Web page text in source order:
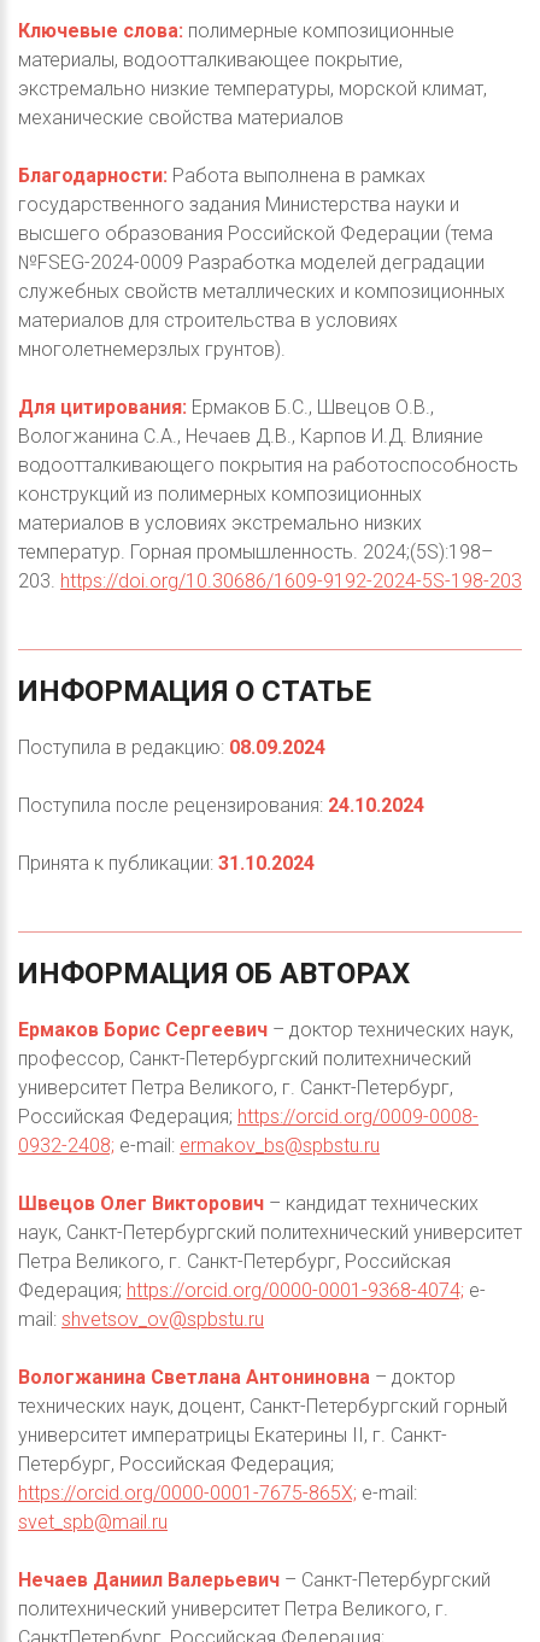
Ключевые слова: полимерные композиционные
материалы, водоотталкивающее покрытие,
экстремально низкие температуры, морской климат,
механические свойства материалов
Благодарности: Работа выполнена в рамках
государственного задания Министерства науки и
высшего образования Российской Федерации (тема
№FSEG-2024-0009 Разработка моделей деградации
служебных свойств металлических и композиционных
материалов для строительства в условиях
многолетнемерзлых грунтов).
Для цитирования: Ермаков Б.С., Швецов О.В.,
Вологжанина С.А., Нечаев Д.В., Карпов И.Д. Влияние
водоотталкивающего покрытия на работоспособность
конструкций из полимерных композиционных
материалов в условиях экстремально низких
температур. Горная промышленность. 2024;(5S):198–
203. https://doi.org/10.30686/1609-9192-2024-5S-198-203
ИНФОРМАЦИЯ О СТАТЬЕ
Поступила в редакцию: 08.09.2024
Поступила после рецензирования: 24.10.2024
Принята к публикации: 31.10.2024
ИНФОРМАЦИЯ ОБ АВТОРАХ
Ермаков Борис Сергеевич – доктор технических наук,
профессор, Санкт-Петербургский политехнический
университет Петра Великого, г. Санкт-Петербург,
Российская Федерация; https://orcid.org/0009-0008-
0932-2408; e-mail: ermakov_bs@spbstu.ru
Швецов Олег Викторович – кандидат технических
наук, Санкт-Петербургский политехнический университет
Петра Великого, г. Санкт-Петербург, Российская
Федерация; https://orcid.org/0000-0001-9368-4074; e-
mail: shvetsov_ov@spbstu.ru
Вологжанина Светлана Антониновна – доктор
технических наук, доцент, Санкт-Петербургский горный
университет императрицы Екатерины II, г. Санкт-
Петербург, Российская Федерация;
https://orcid.org/0000-0001-7675-865X; e-mail:
svet_spb@mail.ru
Нечаев Даниил Валерьевич – Санкт-Петербургский
политехнический университет Петра Великого, г.